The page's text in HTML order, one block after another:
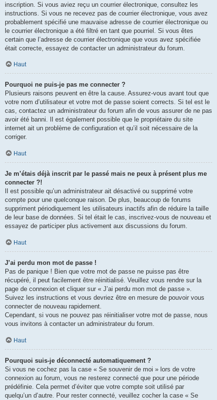
inscription. Si vous aviez reçu un courrier électronique, consultez les
instructions. Si vous ne recevez pas de courrier électronique, vous avez
probablement spécifié une mauvaise adresse de courrier électronique ou
le courrier électronique a été filtré en tant que pourriel. Si vous êtes
certain que l’adresse de courrier électronique que vous avez spécifiée
était correcte, essayez de contacter un administrateur du forum.
Haut
Pourquoi ne puis-je pas me connecter ?
Plusieurs raisons peuvent en être la cause. Assurez-vous avant tout que
votre nom d’utilisateur et votre mot de passe soient corrects. Si tel est le
cas, contactez un administrateur du forum afin de vous assurer de ne pas
avoir été banni. Il est également possible que le propriétaire du site
internet ait un problème de configuration et qu’il soit nécessaire de la
corriger.
Haut
Je m’étais déjà inscrit par le passé mais ne peux à présent plus me
connecter ?!
Il est possible qu’un administrateur ait désactivé ou supprimé votre
compte pour une quelconque raison. De plus, beaucoup de forums
suppriment périodiquement les utilisateurs inactifs afin de réduire la taille
de leur base de données. Si tel était le cas, inscrivez-vous de nouveau et
essayez de participer plus activement aux discussions du forum.
Haut
J’ai perdu mon mot de passe !
Pas de panique ! Bien que votre mot de passe ne puisse pas être
récupéré, il peut facilement être réinitialisé. Veuillez vous rendre sur la
page de connexion et cliquer sur « J’ai perdu mon mot de passe ».
Suivez les instructions et vous devriez être en mesure de pouvoir vous
connecter de nouveau rapidement.
Cependant, si vous ne pouvez pas réinitialiser votre mot de passe, nous
vous invitons à contacter un administrateur du forum.
Haut
Pourquoi suis-je déconnecté automatiquement ?
Si vous ne cochez pas la case « Se souvenir de moi » lors de votre
connexion au forum, vous ne resterez connecté que pour une période
prédéfinie. Cela permet d’éviter que votre compte soit utilisé par
quelqu’un d’autre. Pour rester connecté, veuillez cocher la case « Se